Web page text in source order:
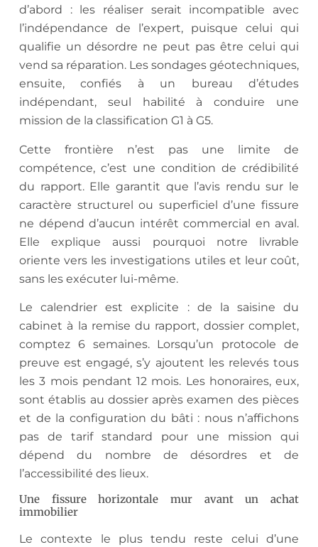
d’abord : les réaliser serait incompatible avec
l’indépendance de l’expert, puisque celui qui
qualifie un désordre ne peut pas être celui qui
vend sa réparation. Les sondages géotechniques,
ensuite, confiés à un bureau d’études
indépendant, seul habilité à conduire une
mission de la classification G1 à G5.
Cette frontière n’est pas une limite de
compétence, c’est une condition de crédibilité
du rapport. Elle garantit que l’avis rendu sur le
caractère structurel ou superficiel d’une fissure
ne dépend d’aucun intérêt commercial en aval.
Elle explique aussi pourquoi notre livrable
oriente vers les investigations utiles et leur coût,
sans les exécuter lui-même.
Le calendrier est explicite : de la saisine du
cabinet à la remise du rapport, dossier complet,
comptez 6 semaines. Lorsqu’un protocole de
preuve est engagé, s’y ajoutent les relevés tous
les 3 mois pendant 12 mois. Les honoraires, eux,
sont établis au dossier après examen des pièces
et de la configuration du bâti : nous n’affichons
pas de tarif standard pour une mission qui
dépend du nombre de désordres et de
l’accessibilité des lieux.
Une fissure horizontale mur avant un achat
immobilier
Le contexte le plus tendu reste celui d’une